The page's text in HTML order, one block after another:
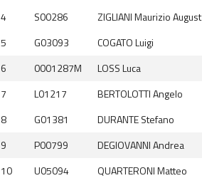
4
S00286 ZIGLIANI Maurizio August
5
G03093 COGATO Luigi
6
0001287M LOSS Luca
7
L01217 BERTOLOTTI Angelo
8
G01381 DURANTE Stefano
9
P00799 DEGIOVANNI Andrea
10
U05094 QUARTERONI Matteo